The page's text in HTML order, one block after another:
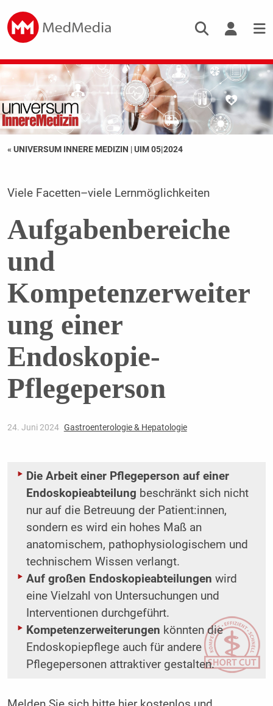
« UNIVERSUM INNERE MEDIZIN |UIM 05|2024
Viele Facetten–viele Lernmöglichkeiten
Aufgabenbereiche
und
Kompetenzerweiter
ung einer
Endoskopie-
Pflegeperson
24. Juni 2024 Gastroenterologie & Hepatologie
Die Arbeit einer Pflegeperson auf einer
Endoskopieabteilung beschränkt sich nicht
nur auf die Betreuung der Patient:innen,
sondern es wird ein hohes Maß an
anatomischem, pathophysiologischem und
technischem Wissen verlangt.
Auf großen Endoskopieabteilungen wird
eine Vielzahl von Untersuchungen und
Interventionen durchgeführt.
Kompetenzerweiterungen könnten die
Endoskopiepflege auch für andere
Pflegepersonen attraktiver gestalten.